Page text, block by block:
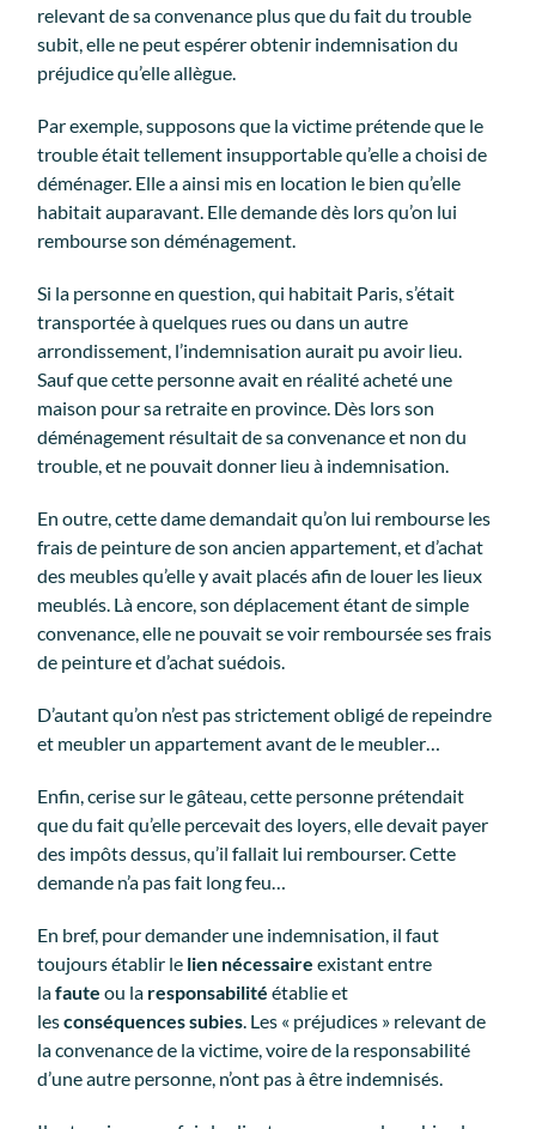
relevant de sa convenance plus que du fait du trouble
subit, elle ne peut espérer obtenir indemnisation du
préjudice qu’elle allègue.
Par exemple, supposons que la victime prétende que le
trouble était tellement insupportable qu’elle a choisi de
déménager. Elle a ainsi mis en location le bien qu’elle
habitait auparavant. Elle demande dès lors qu’on lui
rembourse son déménagement.
Si la personne en question, qui habitait Paris, s’était
transportée à quelques rues ou dans un autre
arrondissement, l’indemnisation aurait pu avoir lieu.
Sauf que cette personne avait en réalité acheté une
maison pour sa retraite en province. Dès lors son
déménagement résultait de sa convenance et non du
trouble, et ne pouvait donner lieu à indemnisation.
En outre, cette dame demandait qu’on lui rembourse les
frais de peinture de son ancien appartement, et d’achat
des meubles qu’elle y avait placés afin de louer les lieux
meublés. Là encore, son déplacement étant de simple
convenance, elle ne pouvait se voir remboursée ses frais
de peinture et d’achat suédois.
D’autant qu’on n’est pas strictement obligé de repeindre
et meubler un appartement avant de le meubler…
Enfin, cerise sur le gâteau, cette personne prétendait
que du fait qu’elle percevait des loyers, elle devait payer
des impôts dessus, qu’il fallait lui rembourser. Cette
demande n’a pas fait long feu…
En bref, pour demander une indemnisation, il faut
toujours établir le lien nécessaire existant entre
lafaute ou la responsabilité établie et
lesconséquences subies. Les « préjudices » relevant de
la convenance de la victime, voire de la responsabilité
d’une autre personne, n’ont pas à être indemnisés.